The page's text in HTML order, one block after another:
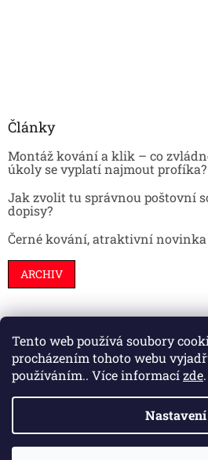
Tento web používá soubory
procházením tohoto webu
používáním.. Více informacízde.
Nastavení
Články
Montáž kování a klik – co
úkoly se vyplatí najmout profíka?
Jak zvolit tu správnou poštovní
dopisy?
Černé kování, atraktivní novinka
ARCHIV
Stavební pouzdra
Vytvořil